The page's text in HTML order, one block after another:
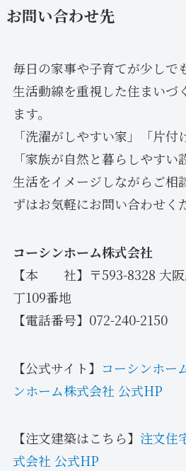
お問い合わせ先
毎日の家事や子育てが少しで
生活動線を重視した住まいづ
ます。
「洗濯がしやすい家」「片付
「家族が自然と暮らしやす
生活をイメージしながらご相
ずはお気軽にお問い合わせく
コーシンホーム株式会社
【本 社】〒593-8328 大阪
丁109番地
【電話番号】072-240-2150
【公式サイト】 コーシンホー
ンホーム株式会社 公式HP
【注文建築はこちら】 注文住
式会社 公式HP